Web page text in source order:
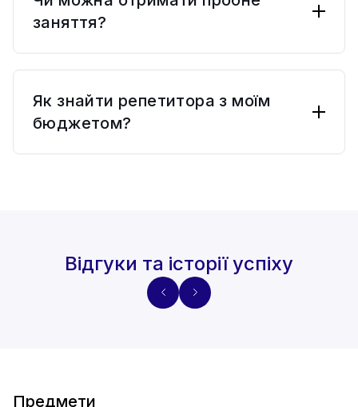
створіть запит на заняття.
заняття?
Як знайти репетитора з моїм
бюджетом?
Відгуки та історіїуспіху
Предмети